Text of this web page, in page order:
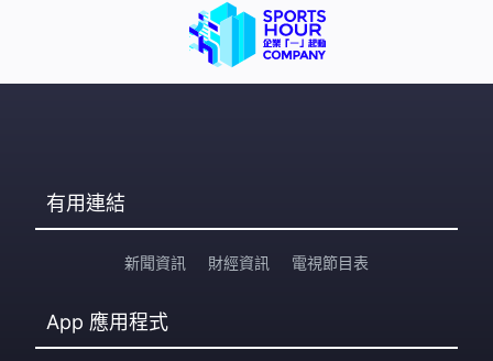
有用連結
新聞資訊 財經資訊 電視節目表
App 應用程式